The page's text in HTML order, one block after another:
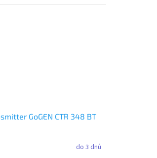
GoGEN CTR 348 BT
do 3 dnů